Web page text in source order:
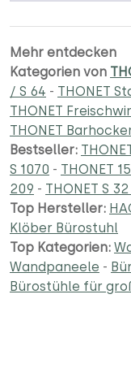
Mehr entdecken
Kategorien von
/ S 64 - THONET
THONET
THONET
Bestseller:
S 1070 - THONET
209 - THONET S
Top Hersteller:
Klöber Bürostuhl
Top Kategorien:
Wandpaneele -
Bürostühle für